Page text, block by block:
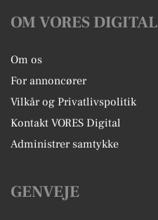
OM VORES DIGITAL
Om os
For annoncører
Vilkår og Privatlivspolitik
Kontakt VORES Digital
Administrer samtykke
GENVEJE